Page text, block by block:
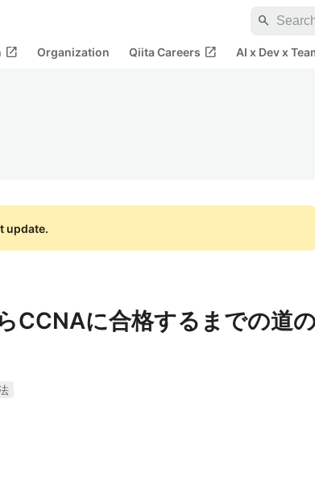
search
open_in_new Organization Qiita Careers open_in_new AI x Dev x
update.
CCNAに合格するまでの道